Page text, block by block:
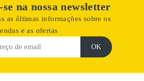
na nossa newsletter
as últimas informações sobre os
e as ofertas